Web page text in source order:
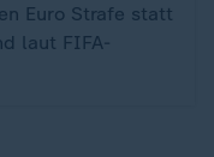
Euro Strafe statt
laut FIFA-